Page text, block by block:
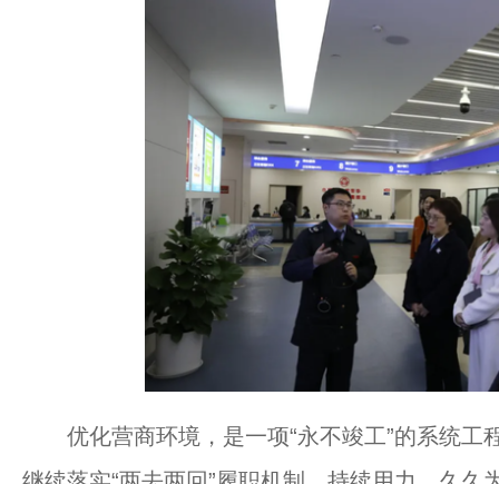
优化营商环境，是一项“永不竣工”的系统工